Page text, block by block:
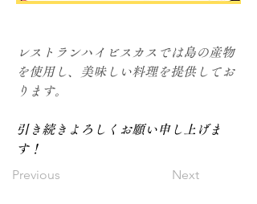
レストランハイビスカスでは島の産物
を使用し、美味しい料理を提供してお
ります。
引き続きよろしくお願い申し上げま
す！
Previous Next